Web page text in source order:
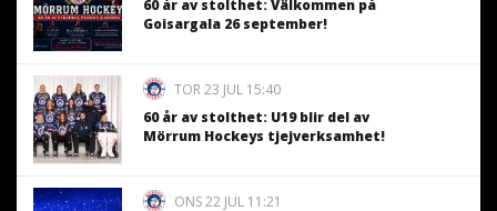
60 år av stolthet: Välkommen på
Goisargala 26 september!
TOR 23 JUL 15:40
60 år av stolthet: U19 blir del av
Mörrum Hockeys tjejverksamhet!
ONS 22 JUL 11:21